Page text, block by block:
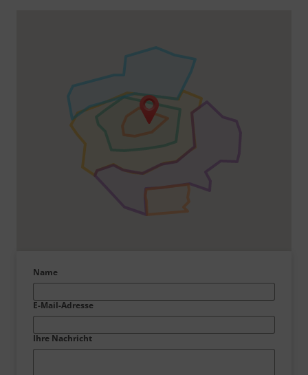
Name
E-Mail-Adresse
Ihre Nachricht